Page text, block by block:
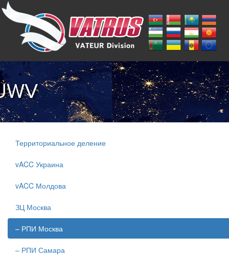
Территориальное деление
vACC Украина
vACC Молдова
ЗЦ Москва
– РПИ Москва
– РПИ Самара